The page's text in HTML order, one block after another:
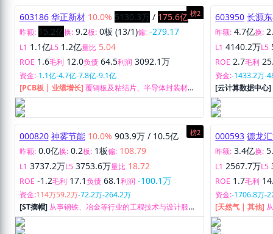
榜2
603186 华正新材 10.0% 5130.3万 / 175.6亿
昨额: 15.2亿换: 9.2板: 0板 (13/1)偏: -279.17
L1 1.1亿L5 1.2亿量比 5.04
ROE 1.6毛利 12.0负债 64.5利润 3092.1万
资金:-1.1亿-4.7亿-7.8亿-9.1亿
[PCB板 | 业绩增长]覆铜板及粘结片、半导体封装材
料、复合材料和膜材料等产品的设计、研发、生产及销
售。
603950 长源
昨额: 4.7亿换:
L1 4140.2万L5
ROE 2.7毛利
资金:-1433.2万-
[云计算数据中心]
售。
榜2
000820 神雾节能 10.0% 903.9万 / 10.5亿
昨额: 0.0亿换: 0.2板: 1板偏: 108.79
L1 3737.2万L5 3753.6万量比 18.72
ROE -1.2毛利 17.1负债 68.1利润 -100.1万
资金:114万59.2万-72.2万-264.2万
[ST摘帽] 从事钢铁、冶金等行业的工程技术与设计服务
工作。
000593 德龙
昨额: 3.4亿换:
L1 2567.7万L5
ROE 1.7毛利
资金:-1706.8万-
[天然气 | 其他]
产、供应业务以
务。